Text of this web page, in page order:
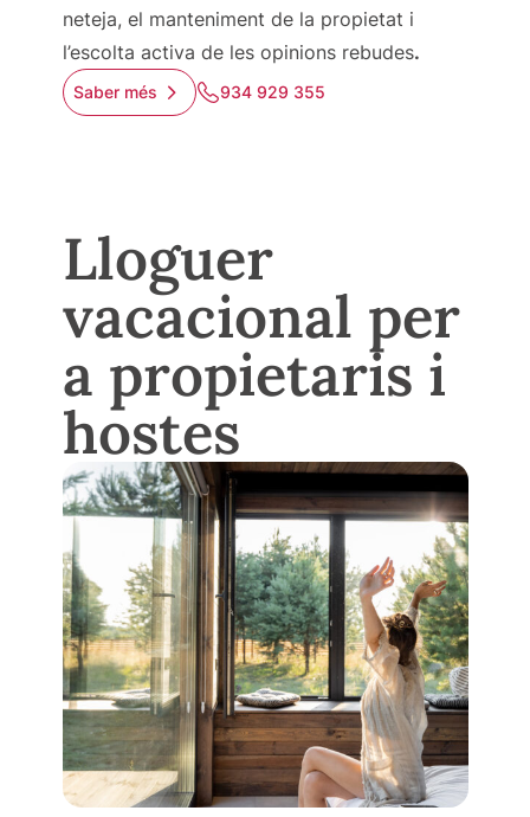
neteja, el manteniment de la propietat i
l’escolta activa de les opinions rebudes.
Saber més 934 929 355
Lloguer
vacacional per
a propietaris i
hostes